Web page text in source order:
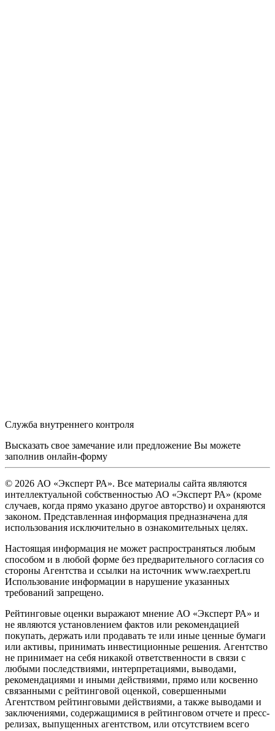
Служба внутреннего контроля
Высказать свое замечание или предложение Вы можете
заполнив онлайн-форму
© 2026 АО «Эксперт РА». Все материалы сайта являются
интеллектуальной собственностью АО «Эксперт РА» (кроме
случаев, когда прямо указано другое авторство) и охраняются
законом. Представленная информация предназначена для
использования исключительно в ознакомительных целях.
Настоящая информация не может распространяться любым
способом и в любой форме без предварительного согласия со
стороны Агентства и ссылки на источник www.raexpert.ru
Использование информации в нарушение указанных
требований запрещено.
Рейтинговые оценки выражают мнение АО «Эксперт РА» и
не являются установлением фактов или рекомендацией
покупать, держать или продавать те или иные ценные бумаги
или активы, принимать инвестиционные решения. Агентство
не принимает на себя никакой ответственности в связи с
любыми последствиями, интерпретациями, выводами,
рекомендациями и иными действиями, прямо или косвенно
связанными с рейтинговой оценкой, совершенными
Агентством рейтинговыми действиями, а также выводами и
заключениями, содержащимися в рейтинговом отчете и пресс-
релизах, выпущенных агентством, или отсутствием всего